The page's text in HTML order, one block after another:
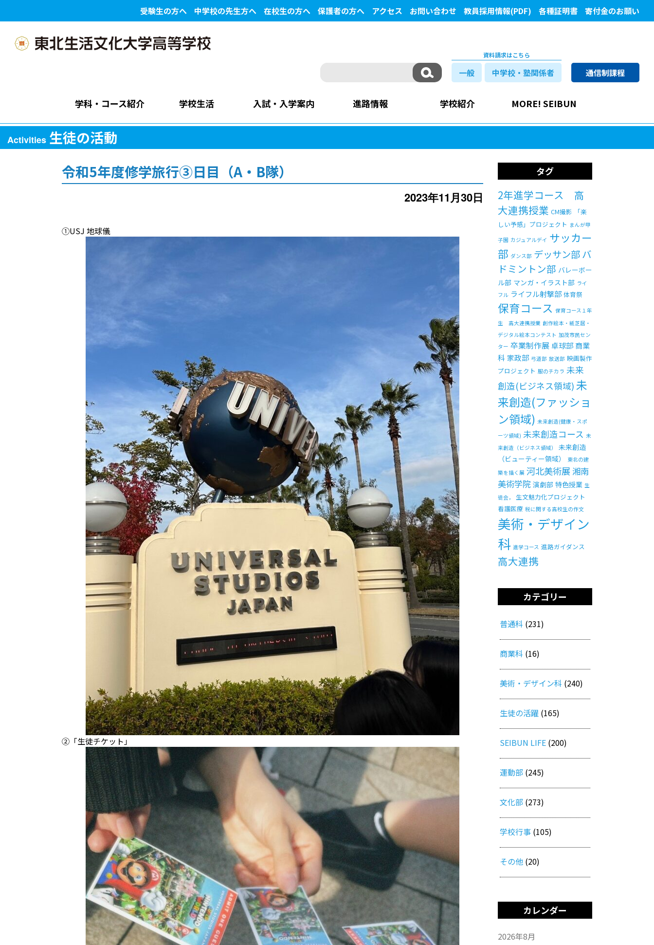
受験生の方へ 中学校の先生方へ 在校生の方へ 保護者の方へ アクセス お問い合わせ 教員採用情報(PDF) 各種証明書 寄付金のお願い
資料請求はこちら
一般 中学校・塾関係者 通信制課程
学科・コース紹介 学校生活 入試・入学案内 進路情報 学校紹介 MORE! SEIBUN
Activities 生徒の活動
令和5年度修学旅行③日目（A・B隊）
2023年11月30日
①USJ 地球儀
②「生徒チケット」
タグ
2年進学コース 高
大連携授業 CM撮影
「楽
しい予感」プロジェクト まんが甲
子園 カジュアルデイ サッカー
部 ダンス部 デッサン部バ
ドミントン部 バレーボー
ル部 マンガ・イラスト部 ライ
フル ライフル射撃部 体育祭
保育コース 保育コース１年
生 高大連携授業 創作絵本・紙芝居・
デジタル絵本コンテスト 加茂市民セン
ター 卒業制作展卓球部 商業
科 家政部 弓道部 放送部 映画製作
プロジェクト 服のチカラ 未来
創造(ビジネス領域) 未
来創造(ファッショ
ン領域) 未来創造(健康・スポ
ーツ領域) 未来創造コース 未
来創造（ビジネス領域）
未来創造
（ビューティー領域）
東北の建
築を描く展 河北美術展 湘南
美術学院 演劇部 特色授業 生
徒会，
生文魅力化プロジェクト
看護医療 税に関する高校生の作文
美術・デザイン
科 進学コース 進路ガイダンス
高大連携
カテゴリー
普通科 (231)
商業科 (16)
美術・デザイン科 (240)
生徒の活躍 (165)
SEIBUN LIFE (200)
運動部 (245)
文化部 (273)
学校行事 (105)
その他 (20)
カレンダー
2026年8月